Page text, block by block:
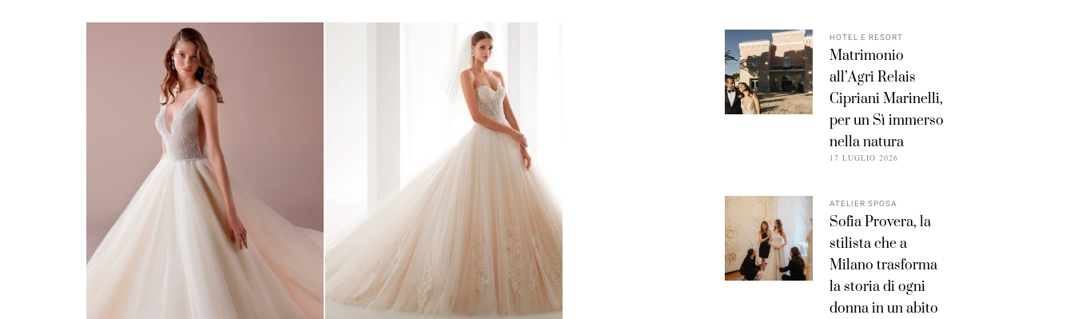
HOTEL E RESORT
Matrimonio
all’Agri Relais
Cipriani Marinelli,
per un Sì immerso
nella natura
17 LUGLIO 2026
ATELIER SPOSA
Sofia Provera, la
stilista che a
Milano trasforma
la storia di ogni
donna in un abito